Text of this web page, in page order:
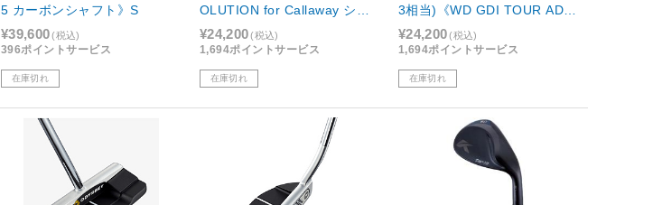
5 カーボンシャフト》S
¥39,600(税込)
396ポイントサービス
在庫切れ
OLUTION for Callaway シャ
フト》S【エピック フラッシ
ュ スター】
¥24,200(税込)
1,694ポイントサービス
在庫切れ
3相当)《WD GDI TOUR AD S
Z-5 GR JV グラファイトシャ
フト》S【エピック フラッシ
ュ サブ ゼロ ツアー】
¥24,200(税込)
1,694ポイントサービス
在庫切れ